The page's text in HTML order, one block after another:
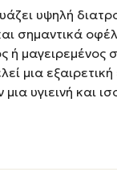
υψηλή
σημαντικά
ή μαγειρεμένος
μια εξαιρετική
υγιεινή και